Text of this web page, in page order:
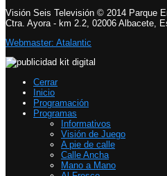
Visión Seis Televisión © 2014 Parque
Ctra. Ayora - km 2.2, 02006 Albacete,
Webmaster: Atalantic
Cerrar
Inicio
Programación
Programas
Informativos
Visión de Juego
A pie de calle
Calle Ancha
Mano a Mano